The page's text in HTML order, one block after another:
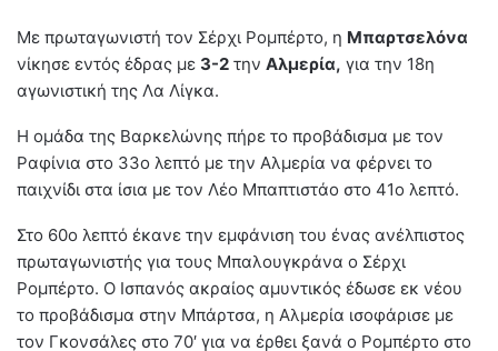
Με πρωταγωνιστή τον Σέρχι Ρομπέρτο, η Μπαρτσελόνα
νίκησε εντός έδρας με 3-2 την Αλμερία, για την 18η
αγωνιστική της Λα Λίγκα.
Η ομάδα της Βαρκελώνης πήρε το προβάδισμα με τον
Ραφίνια στο 33ο λεπτό με την Αλμερία να φέρνει το
παιχνίδι στα ίσια με τον Λέο Μπαπτιστάο στο 41ο λεπτό.
Στο 60ο λεπτό έκανε την εμφάνιση του ένας ανέλπιστος
πρωταγωνιστής για τους Μπαλουγκράνα ο Σέρχι
Ρομπέρτο. Ο Ισπανός ακραίος αμυντικός έδωσε εκ νέου
το προβάδισμα στην Μπάρτσα, η Αλμερία ισοφάρισε με
τον Γκονσάλες στο 70′ για να έρθει ξανά ο Ρομπέρτο στο